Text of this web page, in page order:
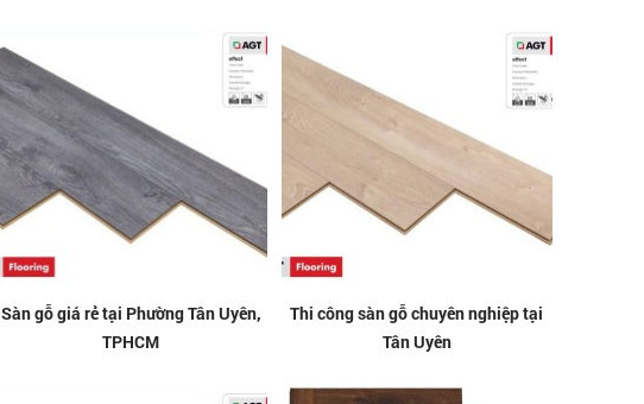
Sàn gỗ giá rẻ tại Phường Tân Uyên,
TPHCM
Thi công sàn gỗ chuyên nghiệp tại
Tân Uyên